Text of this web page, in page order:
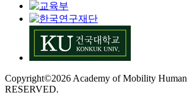
Copyright©2026 Academy of Mobility
RESERVED.